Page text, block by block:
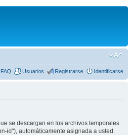
FAQ Usuarios Registrarse Identificarse
se descargan en los archivos temporales
id"), automáticamente asignada a usted.